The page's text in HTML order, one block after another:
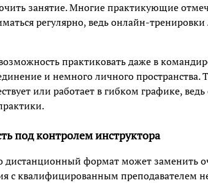
занятие. Многие практикующие
регулярно, ведь онлайн-
практиковать даже в
и немного личного
или работает в гибком графике,
под контролем инструктора
дистанционный формат может заменить
с квалифицированным преподавателем